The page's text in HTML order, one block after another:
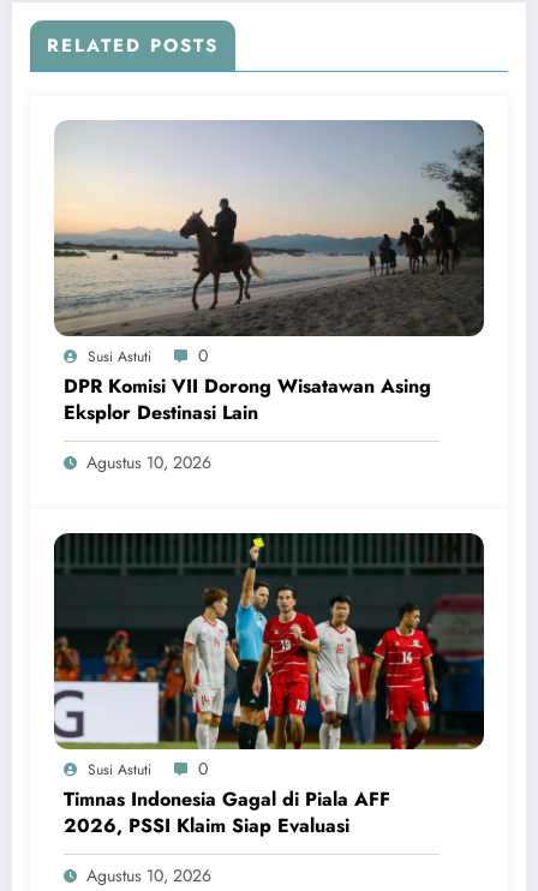
RELATED POSTS
Susi Astuti 0
DPR Komisi VII Dorong Wisatawan Asing
Eksplor Destinasi Lain
Agustus 10, 2026
Susi Astuti 0
Timnas Indonesia Gagal di Piala AFF
2026, PSSI Klaim Siap Evaluasi
Agustus 10, 2026